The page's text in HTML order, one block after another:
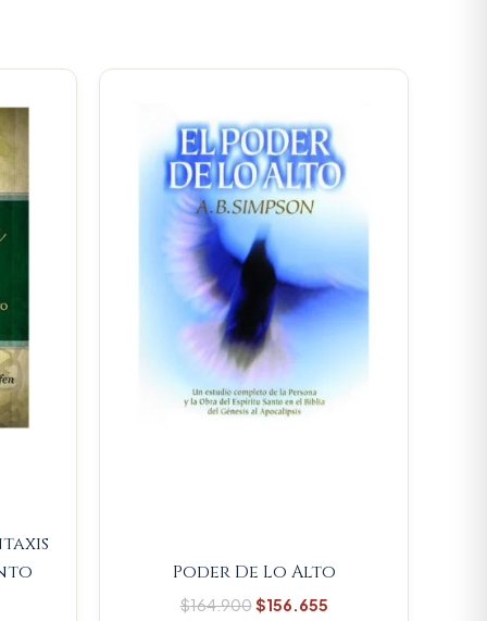
Poder De Lo Alto
$164.900
was:
$164.900.
$156.655
$156.655.